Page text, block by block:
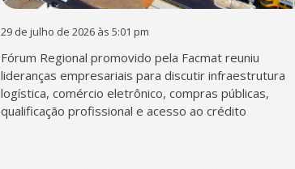
29 de julho de 2026 às 5:01 pm
Fórum Regional promovido pela Facmat reuniu
lideranças empresariais para discutir infraestrutura
logística, comércio eletrônico, compras públicas,
qualificação profissional e acesso ao crédito